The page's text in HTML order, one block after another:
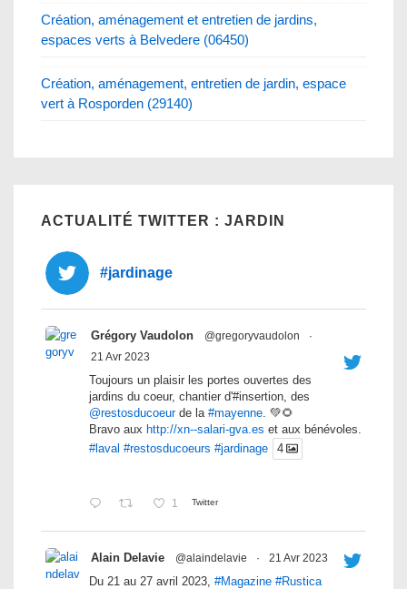
Création, aménagement et entretien de jardins,
espaces verts à Belvedere (06450)
Création, aménagement, entretien de jardin, espace
vert à Rosporden (29140)
ACTUALITÉ TWITTER : JARDIN
#jardinage
Grégory Vaudolon @gregoryvaudolon
·
21 Avr 2023
Toujours un plaisir les portes ouvertes des
jardins du coeur, chantier d'#insertion, des
@restosducoeurde la #mayenne. 💚🌻
Bravo aux http://xn--salari-gva.es et aux bénévoles.
#laval #restosducoeurs #jardinage 4
1 Twitter
Alain Delavie @alaindelavie · 21 Avr 2023
Du 21 au 27 avril 2023, #Magazine #Rustica